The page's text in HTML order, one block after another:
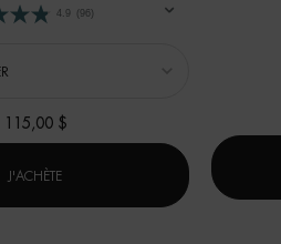
4.9 (96)
115,00 $
J'ACHÈTE PROGRAMME RAFFERMISSANT